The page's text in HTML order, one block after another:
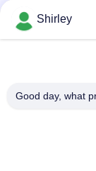
Shirley
Good day, what